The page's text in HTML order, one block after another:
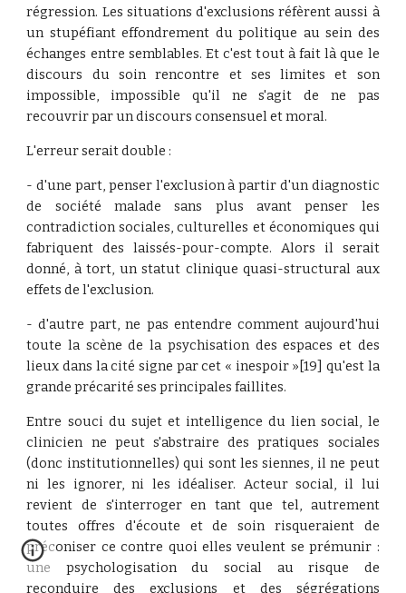
régression. Les situations d'exclusions réfèrent aussi à
un stupéfiant effondrement du politique au sein des
échanges entre semblables. Et c'est tout à fait là que le
discours du soin rencontre et ses limites et son
impossible, impossible qu'il ne s'agit de ne pas
recouvrir par un discours consensuel et moral.
L'erreur serait double :
- d'une part, penser l'exclusion à partir d'un diagnostic
de société malade sans plus avant penser les
contradiction sociales, culturelles et économiques qui
fabriquent des laissés-pour-compte. Alors il serait
donné, à tort, un statut clinique quasi-structural aux
effets de l'exclusion.
- d'autre part, ne pas entendre comment aujourd'hui
toute la scène de la psychisation des espaces et des
lieux dans la cité signe par cet « inespoir »[19] qu'est la
grande précarité ses principales faillites.
Entre souci du sujet et intelligence du lien social, le
clinicien ne peut s'abstraire des pratiques sociales
(donc institutionnelles) qui sont les siennes, il ne peut
ni les ignorer, ni les idéaliser. Acteur social, il lui
revient de s'interroger en tant que tel, autrement
toutes offres d'écoute et de soin risqueraient de
préconiser ce contre quoi elles veulent se prémunir :
une psychologisation du social au risque de
reconduire des exclusions et des ségrégations